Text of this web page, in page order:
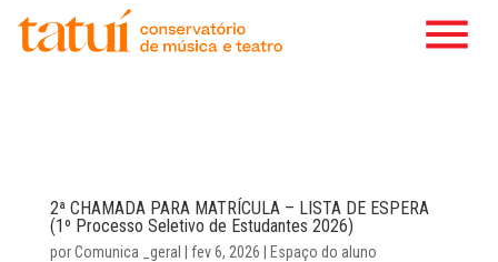
2ª CHAMADA PARA MATRÍCULA – LISTA DE ESPERA
(1º Processo Seletivo de Estudantes 2026)
porComunica _geral fev 6, 2026 Espaço do aluno